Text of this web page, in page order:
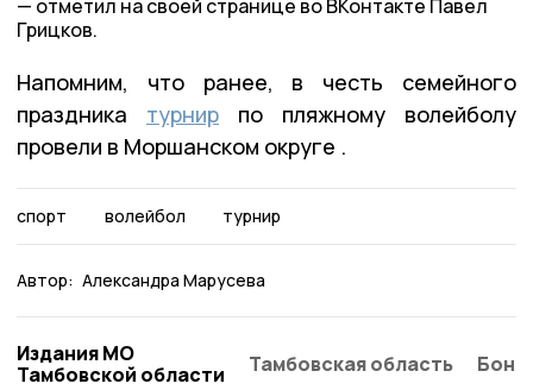
отметил на своей странице во ВКонтакте Павел
Грицков.
Напомним, что ранее, в честь семейного
праздника турнир по пляжному волейболу
провели в Моршанском округе .
спорт волейбол турнир
Автор: Александра Марусева
Издания МО
Тамбовской области
Тамбовская область